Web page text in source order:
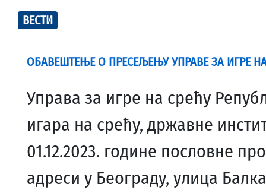
ВЕСТИ
ОБАВЕШТЕЊЕ О ПРЕСЕЉЕЊУ УПРАВЕ ЗА ИГРЕ
Управа за игре на срећу
игара на срећу, државне
01.12.2023. године пословне
адреси у Београду, улица